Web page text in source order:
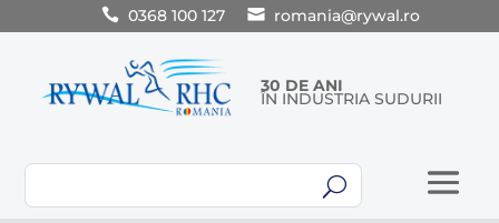
0368 100 127 romania@rywal.ro
30 DE ANI
ÎN INDUSTRIA SUDURII
U